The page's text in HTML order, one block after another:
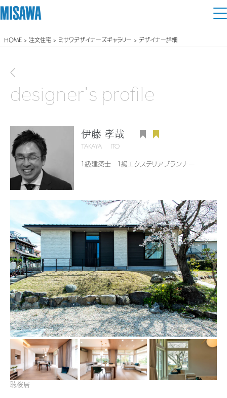
住まい
建てる
商品ラインアップ
デザイン
テクノロジー（住まいの性能）
建築事例・建築実例
デザイナーズギャラリー
インテリア
住まいづくりガイド
買う
分譲住宅（建売・土地）検索
中古住宅検索
スムストック検索
分譲マンション検索
個人のお客さま
賃貸住宅
賃貸併用住宅
店舗・各種施設
土地活用モデルルーム見学
土地活用実例
法人のお客さま
企業不動産活用（CRE）戦略
社宅建築
医療・介護・子育て・障がい福祉施設
戸建て・マンション
ミサワリフォームとは
リフォームの流れ
リフォームメニュー
リフォーム事例
事業用
事業用リノベーション
ホテル・旅館リフォーム
リフォーム営業所
まちづくり
複合開発・投資開発
複合開発事業（ASMACI-アスマチ-）
再開発・官民連携事業
分譲マンション開発事業
収益不動産・投資開発事業
建築再生事業
事業用売買
事業用地・事業用建物
分譲用地
オーナーサポート
サポートメニュー
住まいるりんぐ（ロングサポート）
保証制度
アフターメンテナンス
ミサワリフォーム
ご相談窓口
お客様センター
業・ IR情報
企業・IR
ニュース
MISAWAについて
ミサワホームグループ
IR情報
SDGs
展示場・イベント情報
カタログ請求
住まいのご相談
HOME > 注文住宅 > ミサワデザイナーズギャラリー > デザイナー詳細
designer's profile
伊藤 孝哉
TAKAYA ITO
１級建築士 １級エクステリアプランナー
聴桜居